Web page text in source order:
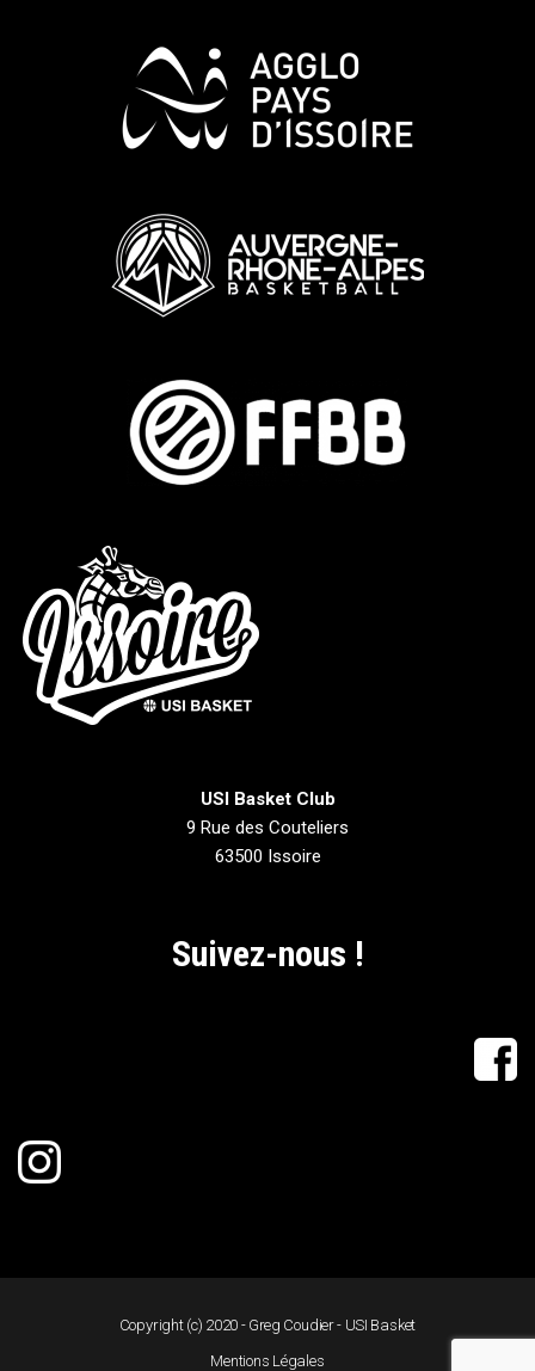
USI Basket Club
9 Rue des Couteliers
63500 Issoire
Suivez-nous !
Copyright (c) 2020 - Greg Coudier - USI Basket
Mentions Légales